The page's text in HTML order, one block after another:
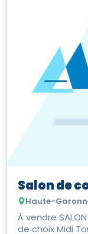
Salon de
Haute-
À vendre
de choix Midi